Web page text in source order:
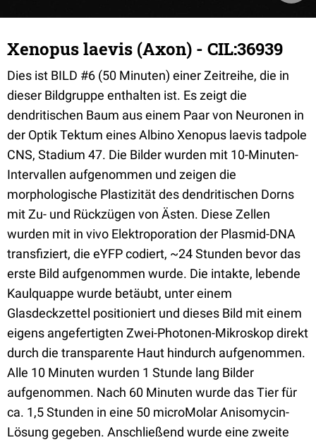
Xenopus laevis (Axon) - CIL:36939
Dies ist BILD #6 (50 Minuten) einer Zeitreihe, die in
dieser Bildgruppe enthalten ist. Es zeigt die
dendritischen Baum aus einem Paar von Neuronen in
der Optik Tektum eines Albino Xenopus laevis tadpole
CNS, Stadium 47. Die Bilder wurden mit 10-Minuten-
Intervallen aufgenommen und zeigen die
morphologische Plastizität des dendritischen Dorns
mit Zu- und Rückzügen von Ästen. Diese Zellen
wurden mit in vivo Elektroporation der Plasmid-DNA
transfiziert, die eYFP codiert, ~24 Stunden bevor das
erste Bild aufgenommen wurde. Die intakte, lebende
Kaulquappe wurde betäubt, unter einem
Glasdeckzettel positioniert und dieses Bild mit einem
eigens angefertigten Zwei-Photonen-Mikroskop direkt
durch die transparente Haut hindurch aufgenommen.
Alle 10 Minuten wurden 1 Stunde lang Bilder
aufgenommen. Nach 60 Minuten wurde das Tier für
ca. 1,5 Stunden in eine 50 microMolar Anisomycin-
Lösung gegeben. Anschließend wurde eine zweite